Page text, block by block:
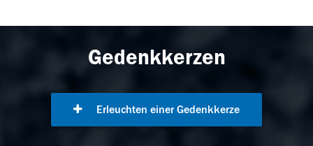
Gedenkkerzen
Erleuchten einer Gedenkkerze